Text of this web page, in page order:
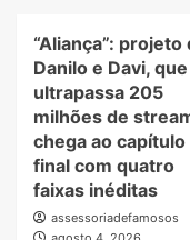
“Aliança”: projeto
Danilo e Davi, que
ultrapassa 205
milhões de
chega ao capítulo
final com quatro
faixas inéditas
assessoriadefamosos